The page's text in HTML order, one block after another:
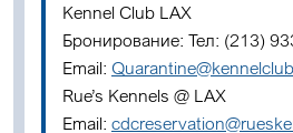
Kennel Club LAX
Бронирование: Тел: (213)
Email:
Rue’s Kennels @ LAX
Email: